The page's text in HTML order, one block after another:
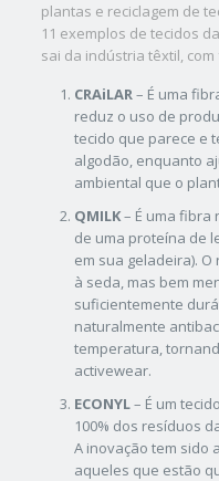
plantas e reciclagem de
11 exemplos de tecidos
sai da indústria têxtil,
CRAiLAR– É uma
reduz o uso de
tecido que parece e
algodão, enquanto
ambiental que o
QMILK– É uma fibra
de uma proteína de
em sua geladeira).
à seda, mas bem
suficientemente
naturalmente
temperatura,
activewear.
ECONYL– É um
100% dos resíduos
A inovação tem sido
aqueles que estão